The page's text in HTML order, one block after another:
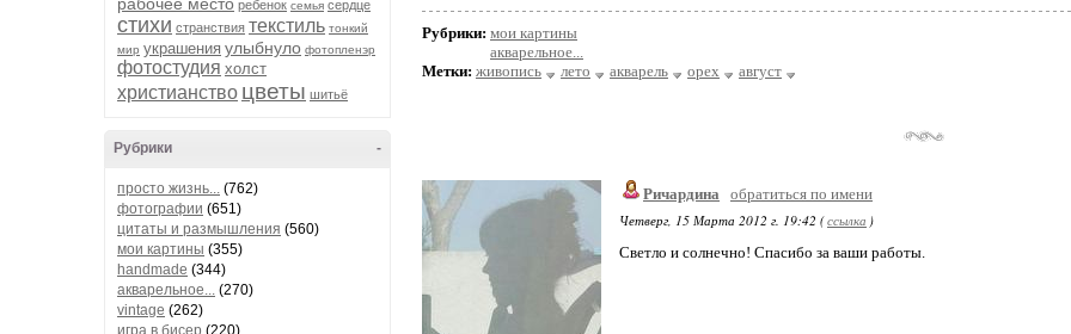
ребенок семья сердце
стихи странствия текстиль тонкий
мир украшения улыбнуло фотопленэр
фотостудия холст
христианство цветы шитьё
-
Рубрики
просто жизнь... (762)
фотографии (651)
цитаты и размышления (560)
мои картины (355)
handmade (344)
акварельное... (270)
vintage (262)
игра в бисер (220)
Рубрики: мои картины
акварельное...
Метки: живопись лето акварель орех август
Ричардина
обратиться по имени
Четверг, 15 Марта 2012 г. 19:42 (ссылка )
Светло и солнечно! Спасибо за ваши работы.